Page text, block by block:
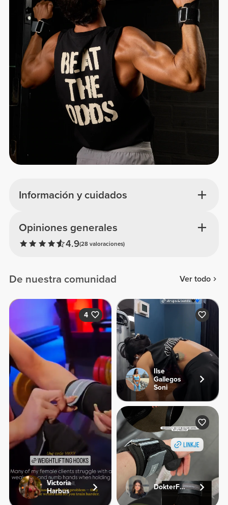
Información y cuidados
Opiniones generales
4.9(28 valoraciones)
De nuestra comunidad Ver todo
4
Victoria
Harbus
Ilse
Gallegos
Soni
DokterFemke